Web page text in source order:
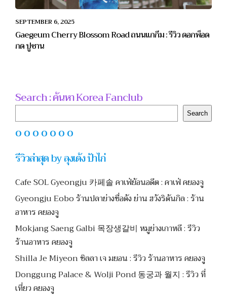
SEPTEMBER 6, 2025
Gaegeum Cherry Blossom Road ถนนแกกึม : รีวิว ดอกพ็อด
กด ปูซาน
Search : ค้นหา Korea Fanclub
Search
O O O O O O O
รีวิวล่าสุด by ลุงเด้ง ป้าไก่
Cafe SOL Gyeongju 카페솔 คาเฟ่ย้อนอดีต : คาเฟ่ คยองจู
Gyeongju Eobo ร้านปลาย่างชื่อดัง ย่าน ฮวังริดันกิล : ร้าน
อาหาร คยองจู
Mokjang Saeng Galbi 목장생갈비 หมูย่างเกาหลี : รีวิว
ร้านอาหาร คยองจู
Shilla Je Miyeon ชิลลา เจ มยอน : รีวิว ร้านอาหาร คยองจู
Donggung Palace & Wolji Pond 동궁과 월지 : รีวิว ที่
เที่ยว คยองจู